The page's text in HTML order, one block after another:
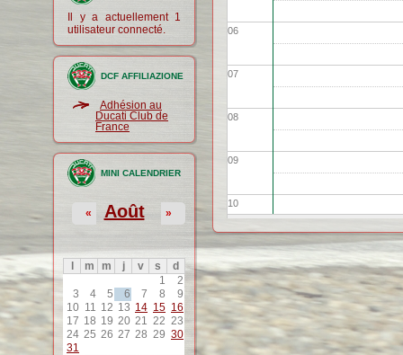
Il y a actuellement 1
utilisateur connecté.
DCF AFFILIAZIONE
Adhésion au
Ducati Club de
France
MINI CALENDRIER
Août
« »
m m j v s
d
1
2
3
4 5 6 7 8
9
10 11 12 13 14 15 16
17 18 19 20 21 22 23
24 25 26 27 28 29 30
31
06
07
08
09
10
11
12
13